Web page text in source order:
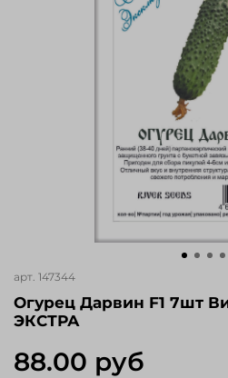
арт. 147344
Огурец Дарвин F1 7шт
ЭКСТРА
88.00 руб